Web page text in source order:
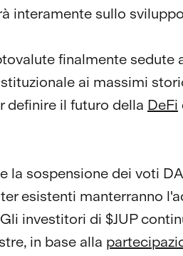
interamente sullo
finalmente sedute
ai massimi
definire il futuro della DeFi
la sospensione dei voti
esistenti manterranno
investitori di $JUP
in base alla